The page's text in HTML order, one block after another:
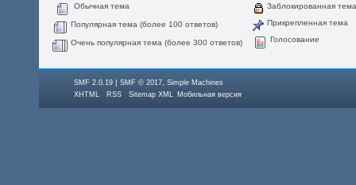
Обычная тема
Популярная тема (более 100 ответов)
Очень популярная тема (более 300 ответов)
Заблокированная тема
Прикрепленная тема
Голосование
SMF 2.0.19 |SMF © 2017 ,Simple Machines
XHTML
RSS Sitemap XML Мобильная версия